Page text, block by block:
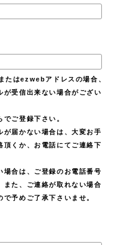
はezwebアドレスの場合、
が受信出来ない場合がござい
ご登録下さい。
届かない場合は、大変お手
頂くか、お電話にてご連絡下
合は、ご登録のお電話番号
また、ご連絡が取れない場合
予めご了承下さいませ。